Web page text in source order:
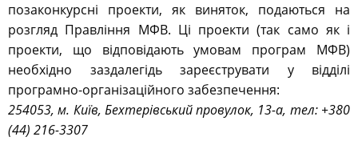
позаконкурсні проекти, як виняток, подаються на
розгляд Правління МФВ. Ці проекти (так само як і
проекти, що відповідають умовам програм МФВ)
необхідно заздалегідь зареєструвати у відділі
програмно-організаційного забезпечення:
254053, м. Київ, Бехтерівський провулок, 13-а, тел: +380
(44) 216-3307